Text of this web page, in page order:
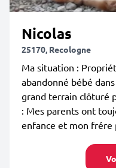
Nicolas
25170, Recologne
Ma situation :
abandonné bébé
grand terrain clôturé
: Mes parents ont
enfance et mon frére